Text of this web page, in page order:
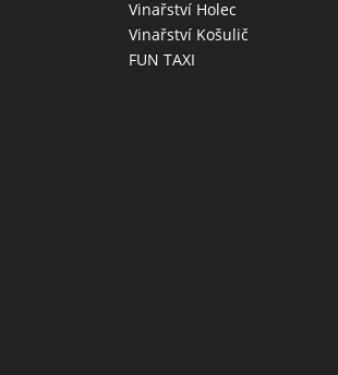
Vinařství Holec
Vinařství Košulič
FUN TAXI